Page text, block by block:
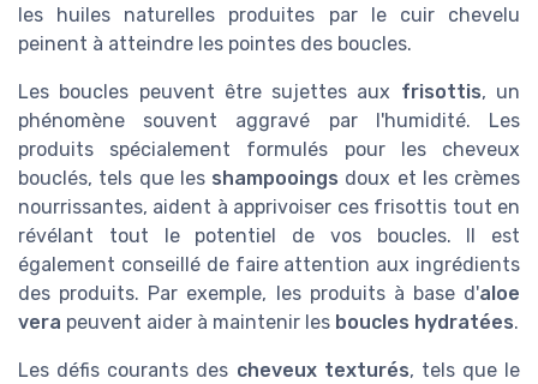
les huiles naturelles produites par le cuir chevelu
peinent à atteindre les pointes des boucles.
Les boucles peuvent être sujettes aux frisottis, un
phénomène souvent aggravé par l'humidité. Les
produits spécialement formulés pour les cheveux
bouclés, tels que les shampooings doux et les crèmes
nourrissantes, aident à apprivoiser ces frisottis tout en
révélant tout le potentiel de vos boucles. Il est
également conseillé de faire attention aux ingrédients
des produits. Par exemple, les produits à base d'aloe
vera peuvent aider à maintenir les boucles hydratées.
Les défis courants des cheveux texturés, tels que le